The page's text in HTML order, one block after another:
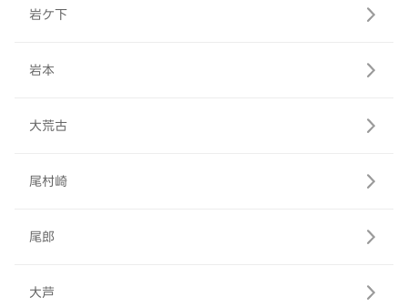
岩ケ下
岩本
大荒古
尾村崎
尾郎
大芦